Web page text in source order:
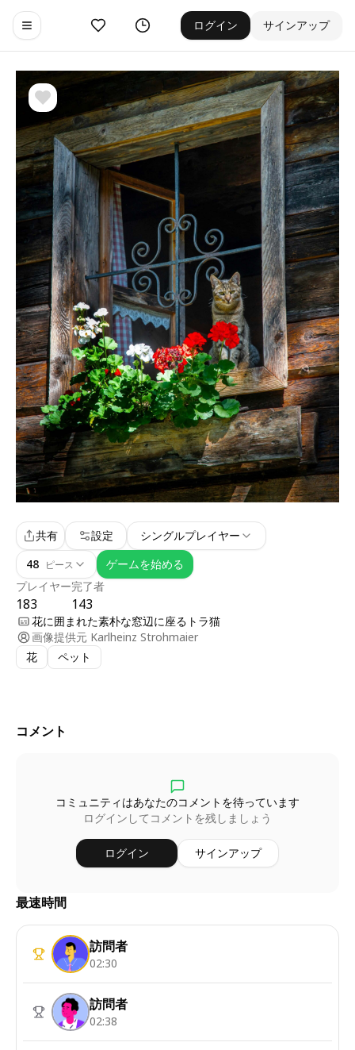
Toggle navigation menu
お気に入りゲーム履歴 ログイン サインアップ
プレイヤー
183
完了者
143
共有 設定
シングルプレイヤー
48 ピース ゲームを始める
花に囲まれた素朴な窓辺に座るトラ猫
画像提供元 Karlheinz Strohmaier
花
ペット
コメント
コミュニティはあなたのコメントを待っています
ログインしてコメントを残しましょう
ログイン サインアップ
最速時間
訪問者
02:30
訪問者
02:38